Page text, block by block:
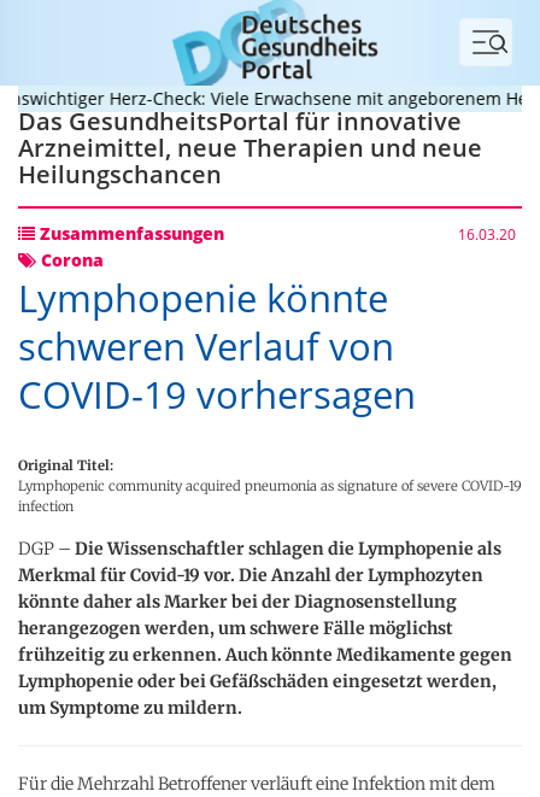
Menü
Herz-Check: Viele Erwachsene mit angeborenem
Das GesundheitsPortal für innovative
Arzneimittel, neue Therapien und neue
Heilungschancen
Zusammenfassungen 16.03.20
Corona
Lymphopenie könnte
schweren Verlauf von
COVID-19 vorhersagen
Original Titel:
Lymphopenic community acquired pneumonia as signature of severe COVID-19
infection
DGP – Die Wissenschaftler schlagen die Lymphopenie als
Merkmal für Covid-19 vor. Die Anzahl der Lymphozyten
könnte daher als Marker bei der Diagnosenstellung
herangezogen werden, um schwere Fälle möglichst
frühzeitig zu erkennen. Auch könnte Medikamente gegen
Lymphopenie oder bei Gefäßschäden eingesetzt werden,
um Symptome zu mildern.
Für die Mehrzahl Betroffener verläuft eine Infektion mit dem